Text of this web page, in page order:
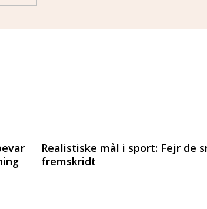
Realistiske mål i sport: Fejr de
fremskridt